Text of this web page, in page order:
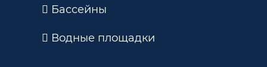
Бассейны
Водные площадки